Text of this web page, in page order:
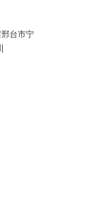
台市宁